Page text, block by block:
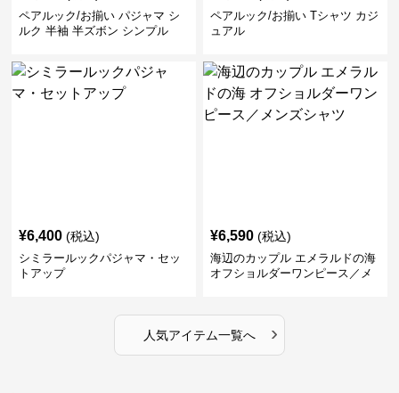
ペアルック/お揃い パジャマ シ
ルク 半袖 半ズボン シンプル
ペアルック/お揃い Tシャツ カジ
ュアル
¥6,400 (税込)
シミラールックパジャマ・セッ
トアップ
¥6,590 (税込)
海辺のカップル エメラルドの海
オフショルダーワンピース／メ
人気アイテム一覧へ ›